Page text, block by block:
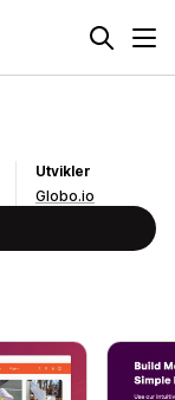
Utvikler
Globo.io